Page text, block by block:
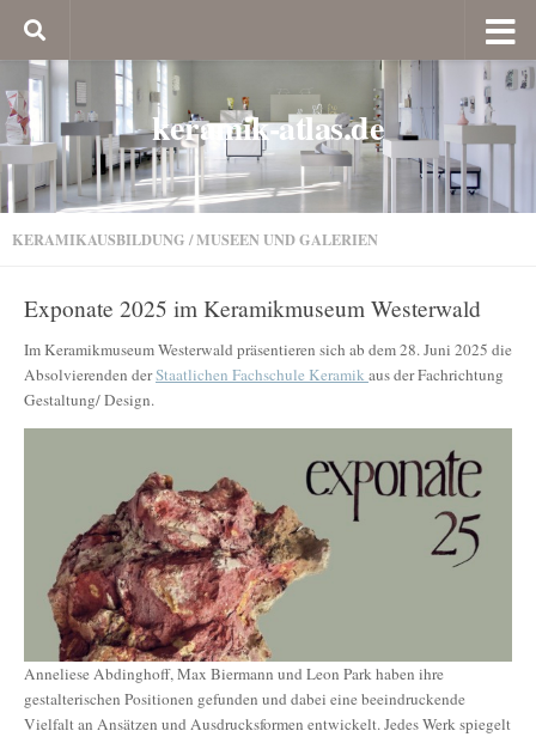
keramik-atlas.de
KERAMIKAUSBILDUNG /MUSEEN UND GALERIEN
Exponate 2025 im Keramikmuseum Westerwald
Im Keramikmuseum Westerwald präsentieren sich ab dem 28. Juni 2025 die
Absolvierenden derStaatlichen Fachschule Keramik aus der Fachrichtung
Gestaltung/ Design.
Anneliese Abdinghoff, Max Biermann und Leon Park haben ihre
gestalterischen Positionen gefunden und dabei eine beeindruckende
Vielfalt an Ansätzen und Ausdrucksformen entwickelt. Jedes Werk spiegelt